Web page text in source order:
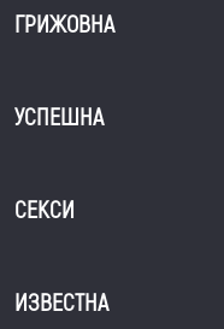
ГРИЖОВНА
УСПЕШНА
СЕКСИ
ИЗВЕСТНА